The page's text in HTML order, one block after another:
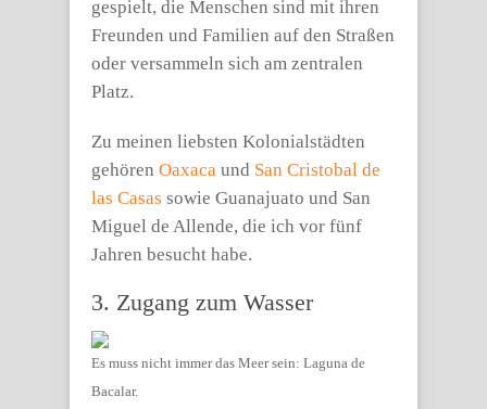
gespielt, die Menschen sind mit ihren
Freunden und Familien auf den Straßen
oder versammeln sich am zentralen
Platz.
Zu meinen liebsten Kolonialstädten
gehören Oaxaca und San Cristobal de
las Casas sowie Guanajuato und San
Miguel de Allende, die ich vor fünf
Jahren besucht habe.
3. Zugang zum Wasser
Es muss nicht immer das Meer sein: Laguna de
Bacalar.